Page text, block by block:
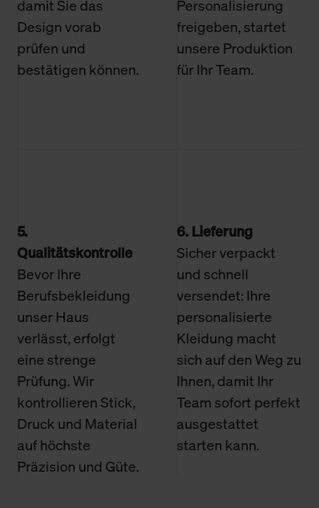
damit Sie das
Design vorab
prüfen und
bestätigen können.
Personalisierung
freigeben, startet
unsere Produktion
für Ihr Team.
5.
Qualitätskontrolle
Bevor Ihre
Berufsbekleidung
unser Haus
verlässt, erfolgt
eine strenge
Prüfung. Wir
kontrollieren Stick,
Druck und Material
auf höchste
Präzision und Güte.
6. Lieferung
Sicher verpackt
und schnell
versendet: Ihre
personalisierte
Kleidung macht
sich auf den Weg zu
Ihnen, damit Ihr
Team sofort perfekt
ausgestattet
starten kann.